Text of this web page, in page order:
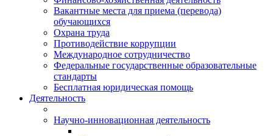
Вакантные места для приема (перевода)
обучающихся
Охрана труда
Противодействие коррупции
Международное сотрудничество
Федеральные государственные образовательные
стандарты
Бесплатная юридическая помощь
Деятельность
Научно-инновационная деятельность